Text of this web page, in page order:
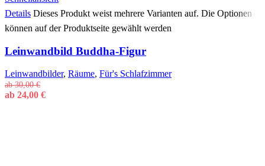
Details Dieses Produkt weist mehrere Varianten auf. Die Optionen
können auf der Produktseite gewählt werden
Leinwandbild Buddha-Figur
Leinwandbilder, Räume, Für's Schlafzimmer
ab30,00€
ab 24,00 €